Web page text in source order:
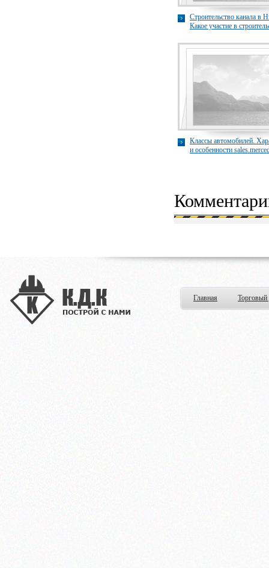
Строительство канала в
Какое участие в
Классы автомобилей.
и особенности
Главная